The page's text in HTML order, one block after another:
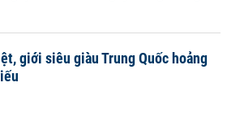
giới siêu giàu Trung Quốc hoảng